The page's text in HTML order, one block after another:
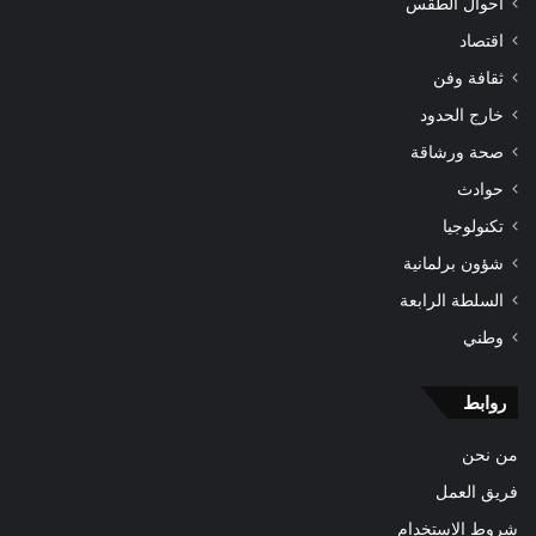
اقتصاد
ثقافة وفن
خارج الحدود
صحة ورشاقة
حوادث
تكنولوجيا
شؤون برلمانية
السلطة الرابعة
وطني
روابط
من نحن
فريق العمل
شروط الاستخدام